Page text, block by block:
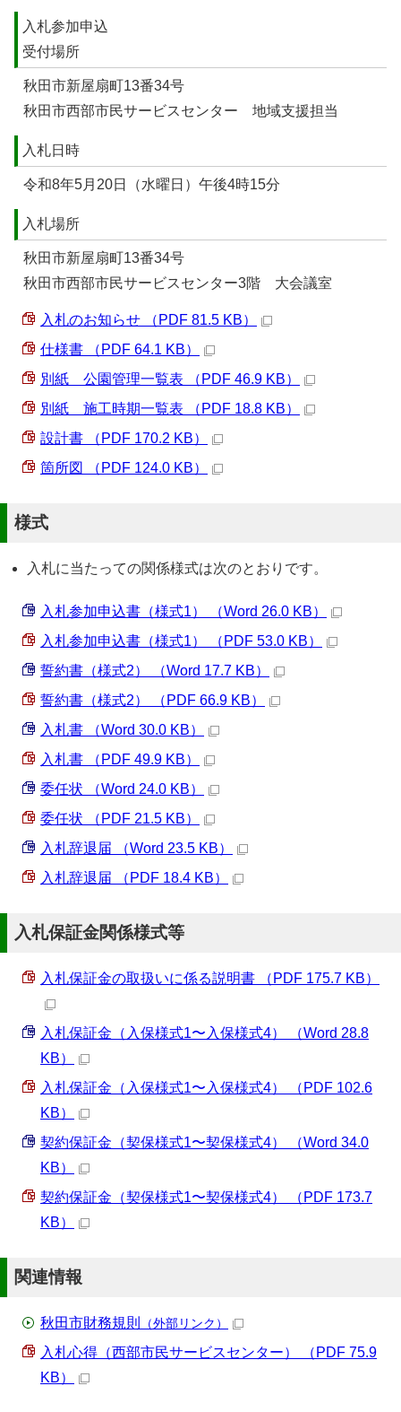
入札参加申込
受付場所
秋田市新屋扇町13番34号
秋田市西部市民サービスセンター 地域支援担当
入札日時
令和8年5月20日（水曜日）午後4時15分
入札場所
秋田市新屋扇町13番34号
秋田市西部市民サービスセンター3階 大会議室
入札のお知らせ （PDF 81.5 KB）
仕様書 （PDF 64.1 KB）
別紙 公園管理一覧表 （PDF 46.9 KB）
別紙 施工時期一覧表 （PDF 18.8 KB）
設計書 （PDF 170.2 KB）
箇所図 （PDF 124.0 KB）
様式
入札に当たっての関係様式は次のとおりです。
入札参加申込書（様式1） （Word 26.0 KB）
入札参加申込書（様式1） （PDF 53.0 KB）
誓約書（様式2） （Word 17.7 KB）
誓約書（様式2） （PDF 66.9 KB）
入札書 （Word 30.0 KB）
入札書 （PDF 49.9 KB）
委任状 （Word 24.0 KB）
委任状 （PDF 21.5 KB）
入札辞退届 （Word 23.5 KB）
入札辞退届 （PDF 18.4 KB）
入札保証金関係様式等
入札保証金の取扱いに係る説明書 （PDF 175.7 KB）
入札保証金（入保様式1〜入保様式4） （Word 28.8
KB）
入札保証金（入保様式1〜入保様式4） （PDF 102.6
KB）
契約保証金（契保様式1〜契保様式4） （Word 34.0
KB）
契約保証金（契保様式1〜契保様式4） （PDF 173.7
KB）
関連情報
秋田市財務規則 （外部リンク）
入札心得（西部市民サービスセンター） （PDF 75.9
KB）